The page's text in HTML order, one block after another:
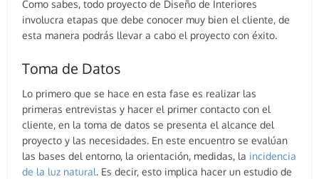
Como sabes, todo proyecto de Diseño de Interiores
involucra etapas que debe conocer muy bien el cliente, de
esta manera podrás llevar a cabo el proyecto con éxito.
Toma de Datos
Lo primero que se hace en esta fase es realizar las
primeras entrevistas y hacer el primer contacto con el
cliente, en la toma de datos se presenta el alcance del
proyecto y las necesidades. En este encuentro se evalúan
las bases del entorno, la orientación, medidas, la incidencia
de la luz natural. Es decir, esto implica hacer un estudio de